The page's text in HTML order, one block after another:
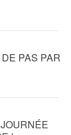
PAS PAR